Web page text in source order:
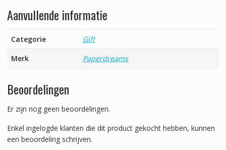
Aanvullende informatie
Categorie
Gift
Merk
Paperdreams
Beoordelingen
Er zijn nog geen beoordelingen.
Enkel ingelogde klanten die dit product gekocht hebben, kunnen
een beoordeling schrijven.